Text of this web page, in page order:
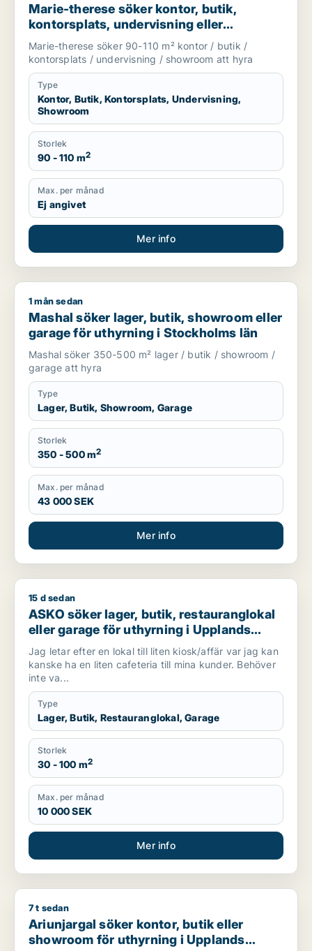
Marie-therese söker kontor, butik,
kontorsplats, undervisning eller
showroom för uthyrning i Upplands
Väsby, Järfälla eller Upplands-Bro m.fl.
Marie-therese söker 90-110 m² kontor / butik /
kontorsplats / undervisning / showroom att hyra
Type
Kontor, Butik, Kontorsplats, Undervisning,
Showroom
Storlek
90 - 110 m2
Max. per månad
Ej angivet
Mer info
Mashal söker lager, butik, showroom eller garage för
1 mån sedan
Mashal söker lager, butik, showroom eller
garage för uthyrning i Stockholms län
Mashal söker 350-500 m² lager / butik / showroom /
garage att hyra
Type
Lager, Butik, Showroom, Garage
Storlek
350 - 500 m2
Max. per månad
43 000 SEK
Mer info
ASKO söker lager, butik, restauranglokal eller garage för
15 d sedan
ASKO söker lager, butik, restauranglokal
eller garage för uthyrning i Upplands
Väsby, Vallentuna eller Järfälla m.fl.
Jag letar efter en lokal till liten kiosk/affär var jag kan
kanske ha en liten cafeteria till mina kunder. Behöver
inte va...
Type
Lager, Butik, Restauranglokal, Garage
Storlek
30 - 100 m2
Max. per månad
10 000 SEK
Mer info
Ariunjargal söker kontor, butik eller showroom för
7 t sedan
Ariunjargal söker kontor, butik eller
showroom för uthyrning i Upplands